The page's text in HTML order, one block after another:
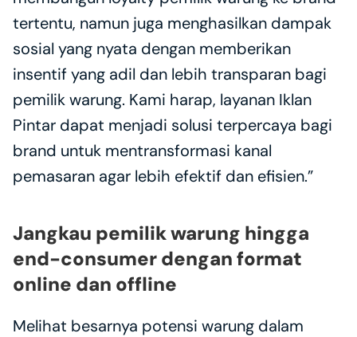
tertentu, namun juga menghasilkan dampak
sosial yang nyata dengan memberikan
insentif yang adil dan lebih transparan bagi
pemilik warung. Kami harap, layanan Iklan
Pintar dapat menjadi solusi terpercaya bagi
brand untuk mentransformasi kanal
pemasaran agar lebih efektif dan efisien.”
Jangkau pemilik warung hingga
end-consumer dengan format
online dan offline
Melihat besarnya potensi warung dalam